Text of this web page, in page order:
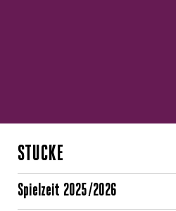
STÜCKE
Spielzeit 2025/2026